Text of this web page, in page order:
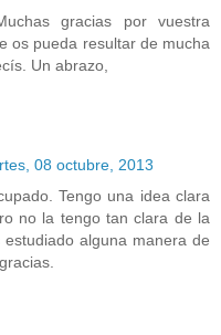
gracias por vuestra
os pueda resultar de mucha
Un abrazo,
08 octubre, 2013
Tengo una idea clara
no la tengo tan clara de la
alguna manera de